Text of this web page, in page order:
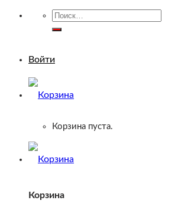
Искать:
Войти
Корзина пуста.
Корзина